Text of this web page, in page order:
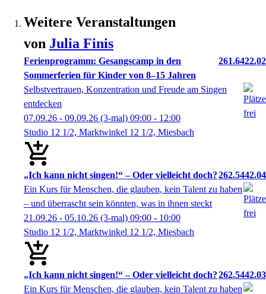
Weitere Veranstaltungen
von Julia Finis
Ferienprogramm: Gesangscamp in den
Sommerferien für Kinder von 8–15 Jahren
261.6422.02
Selbstvertrauen, Konzentration und Freude am Singen
entdecken
07.09.26 - 09.09.26 (3-mal) 09:00 - 12:00
Studio 12 1/2, Marktwinkel 12 1/2, Miesbach
„Ich kann nicht singen!“ – Oder vielleicht doch?262.5442.04
Ein Kurs für Menschen, die glauben, kein Talent zu haben
– und überrascht sein könnten, was in ihnen steckt
21.09.26 - 05.10.26 (3-mal) 09:00 - 10:00
Studio 12 1/2, Marktwinkel 12 1/2, Miesbach
„Ich kann nicht singen!“ – Oder vielleicht doch?262.5442.03
Ein Kurs für Menschen, die glauben, kein Talent zu haben